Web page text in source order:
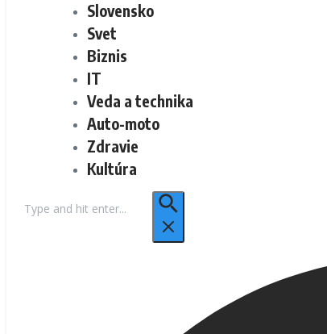
Slovensko
Svet
Biznis
IT
Veda a technika
Auto-moto
Zdravie
Kultúra